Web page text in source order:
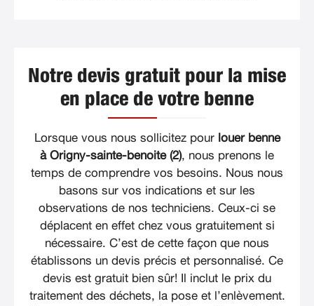
Notre devis gratuit pour la mise
en place de votre benne
Lorsque vous nous sollicitez pour louer benne
à Origny-sainte-benoite (2), nous prenons le
temps de comprendre vos besoins. Nous nous
basons sur vos indications et sur les
observations de nos techniciens. Ceux-ci se
déplacent en effet chez vous gratuitement si
nécessaire. C’est de cette façon que nous
établissons un devis précis et personnalisé. Ce
devis est gratuit bien sûr! Il inclut le prix du
traitement des déchets, la pose et l’enlèvement.